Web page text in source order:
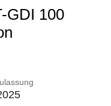
GDI 100